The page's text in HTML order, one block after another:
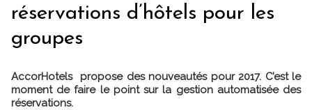
réservations d’hôtels pour les
groupes
AccorHotels propose des nouveautés pour 2017. C’est le
moment de faire le point sur la gestion automatisée des
réservations.